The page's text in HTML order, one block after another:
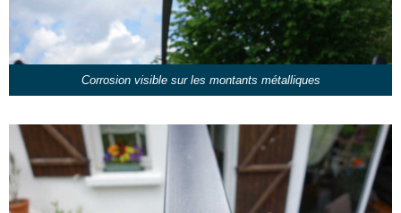
Corrosion visible sur les montants métalliques